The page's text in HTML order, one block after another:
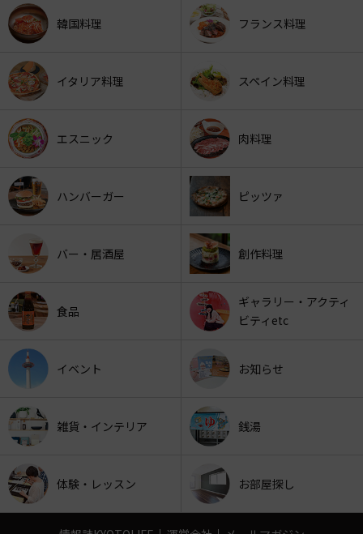
韓国料理 フランス料理
イタリア料理 スペイン料理
エスニック 肉料理
ハンバーガー ピッツァ
バー・居酒屋 創作料理
食品
ギャラリー・アクティ
ビティetc
イベント お知らせ
雑貨・インテリア 銭湯
体験・レッスン お部屋探し